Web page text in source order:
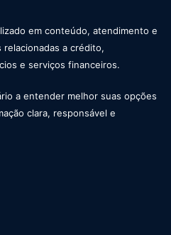
em conteúdo, atendimento e
a crédito,
e serviços financeiros.
a entender melhor suas opções
clara, responsável e